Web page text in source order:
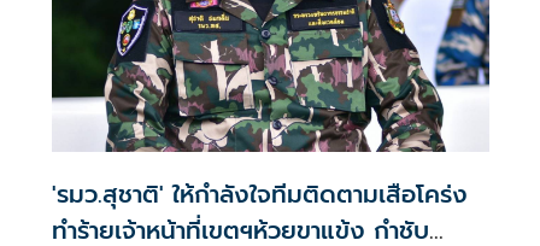
คุณภาพอากาศและสิ่งแวดล้อม รวมถึงแจ้งเตือนประชาชนอย่าง
ต่อเนื่องจนกว่าสถานการณ์จะคลี่คลาย
'รมว.สุชาติ' ให้กำลังใจทีมติดตามเสือโคร่ง
ทำร้ายเจ้าหน้าที่เขตฯห้วยขาแข้ง กำชับ